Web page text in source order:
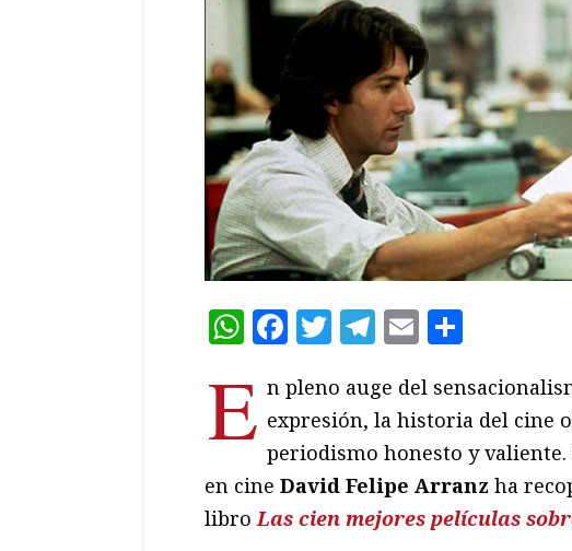
WhatsApp
Facebook
Twitter
Telegram
Email
E n pleno auge del
expresión, la historia del cine
periodismo honesto y
en cine David Felipe Arranz ha
libroLas cien mejores películas